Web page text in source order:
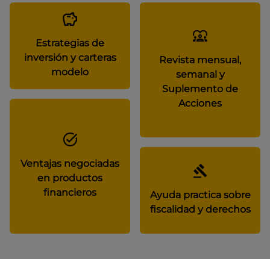
Estrategias de
inversión y carteras
modelo
Revista mensual,
semanal y
Suplemento de
Acciones
Ventajas negociadas
en productos
financieros
Ayuda practica sobre
fiscalidad y derechos